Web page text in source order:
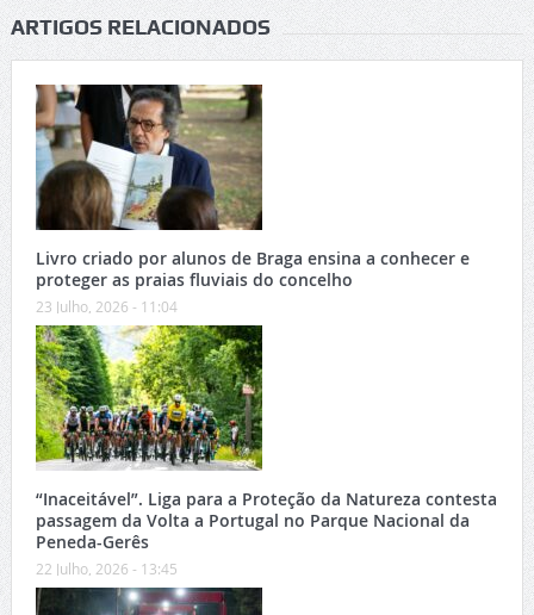
ARTIGOS RELACIONADOS
Livro criado por alunos de Braga ensina a conhecer e
proteger as praias fluviais do concelho
23 Julho, 2026 - 11:04
“Inaceitável”. Liga para a Proteção da Natureza contesta
passagem da Volta a Portugal no Parque Nacional da
Peneda-Gerês
22 Julho, 2026 - 13:45